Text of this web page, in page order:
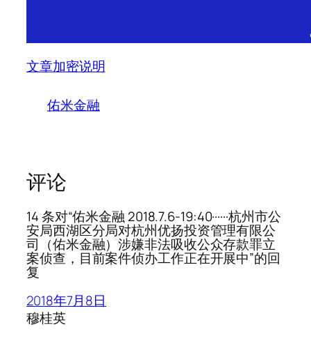
文章加密说明
佑米金融
评论
14 条对“佑米金融 2018.7.6-19:40······杭州市公
安局西湖区分局对杭州优扬投资管理有限公
司（佑米金融）涉嫌非法吸收公众存款罪立
案侦查，目前案件侦办工作正在开展中”的回
复
2018年7月8日
穆桂英